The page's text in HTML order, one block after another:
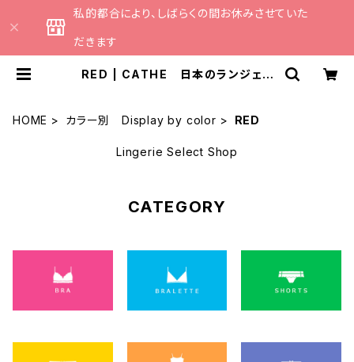
私的都合により、しばらくの間お休みさせていた
だきます
RED | CATHE 日本のランジェリ
HOME カラー別 Display by color RED
Lingerie Select Shop
CATEGORY